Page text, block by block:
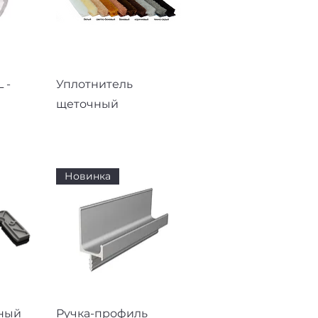
- Быстрый просмотр
Уплотнитель
щеточный
Быстрый просмотр
Новинка
Ручка-профиль